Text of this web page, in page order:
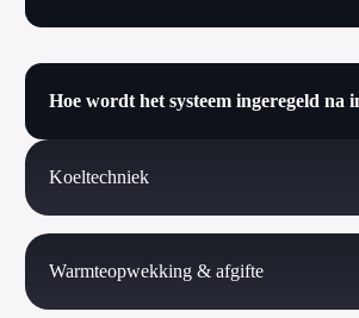
Koeltechniek
Warmteopwekking & afgifte
Hoe wordt het systeem ingeregeld na